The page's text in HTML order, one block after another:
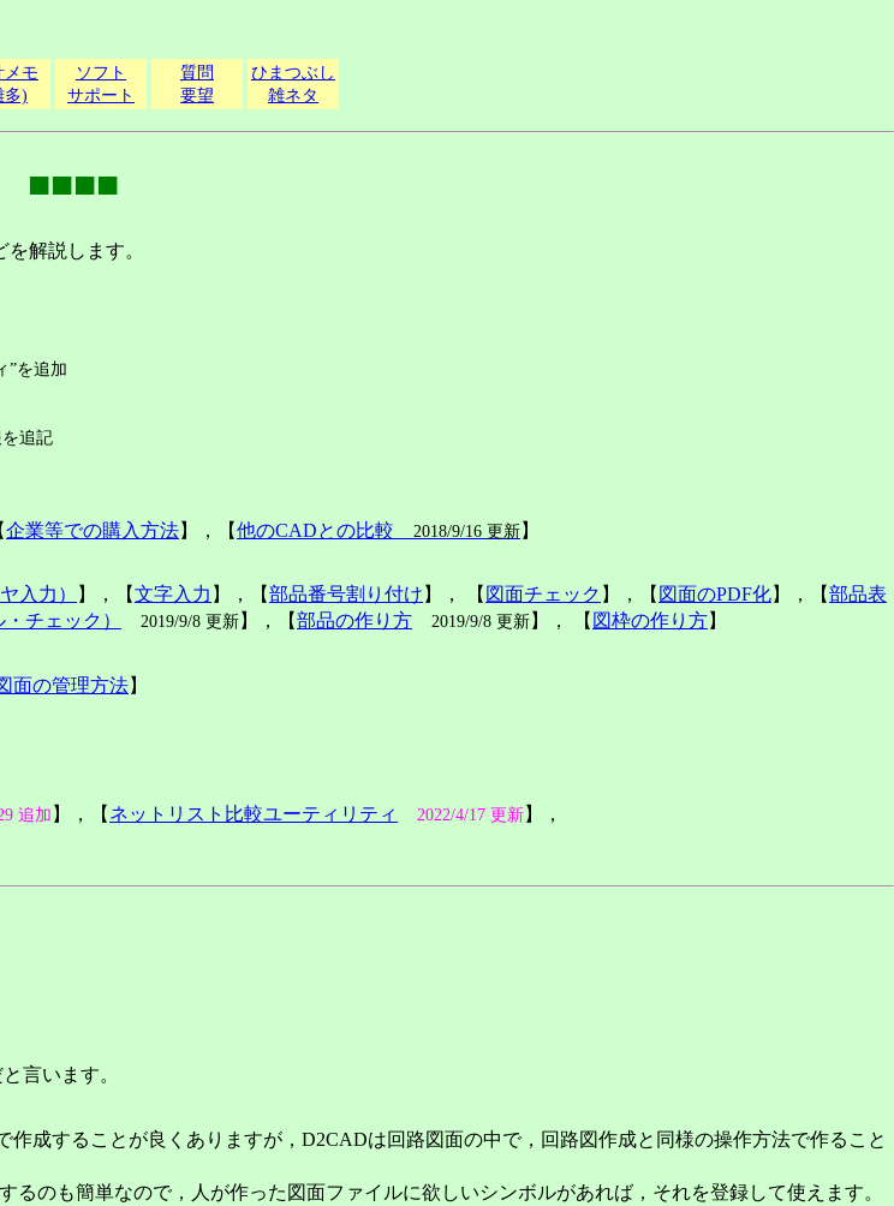
メモ
多)
ソフト
サポート
質問
要望
ひまつぶし
雑ネタ
■■■■
解説します。
”を追加
追記
企業等での購入方法】，【他のCADとの比較 2018/9/16 更新 】
入力） 】，【文字入力 】，【部品番号割り付け 】， 【 図面チェック 】，【 図面のPDF化】，【部品表
チェック） 2019/9/8 更新 】，【部品の作り方 2019/9/8 更新 】， 【 図枠の作り方】
面の管理方法】
追加 】，【 ネットリスト比較ユーティリティ 2022/4/17 更新 】，
言います。
成することが良くありますが，D2CADは回路図面の中で，回路図作成と同様の操作方法で作ること
のも簡単なので，人が作った図面ファイルに欲しいシンボルがあれば，それを登録して使えます。